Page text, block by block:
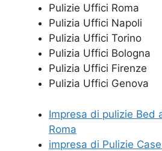
Pulizie Uffici Roma
Pulizia Uffici Napoli
Pulizia Uffici Torino
Pulizia Uffici Bologna
Pulizia Uffici Firenze
Pulizia Uffici Genova
Impresa di pulizie Bed
Roma
impresa di Pulizie